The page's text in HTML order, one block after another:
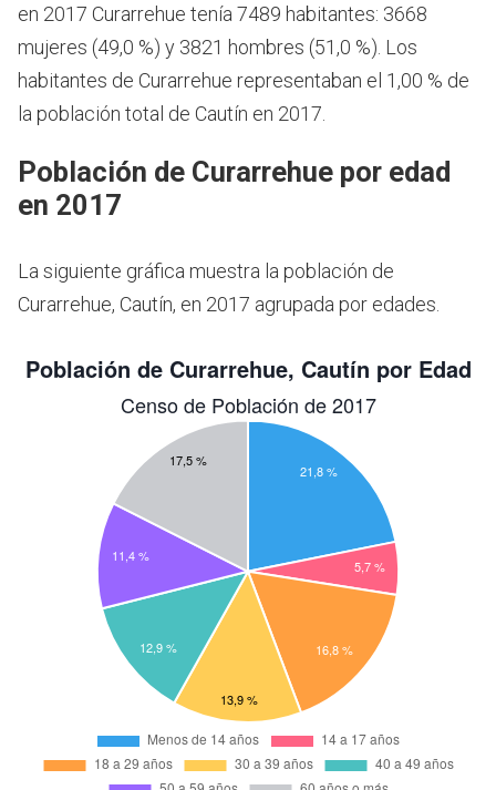
en 2017 Curarrehue tenía 7489 habitantes: 3668
mujeres (49,0 %) y 3821 hombres (51,0 %). Los
habitantes de Curarrehue representaban el 1,00 % de
la población total de Cautín en 2017.
Población de Curarrehue por edad
en 2017
La siguiente gráfica muestra la población de
Curarrehue, Cautín, en 2017 agrupada por edades.